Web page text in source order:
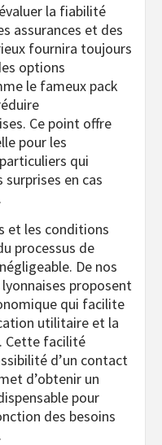
la fiabilité
assurances et des
fournira toujours
options
le fameux pack
Ce point offre
pour les
qui
en cas
et les conditions
processus de
De nos
proposent
qui facilite
utilitaire et la
Cette facilité
d’un contact
d’obtenir un
pour
des besoins